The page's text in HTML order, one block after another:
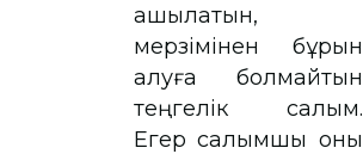
ашылатын,
мерзімінен бұрын
алуға болмайтын
теңгелік салым.
Егер салымшы оны